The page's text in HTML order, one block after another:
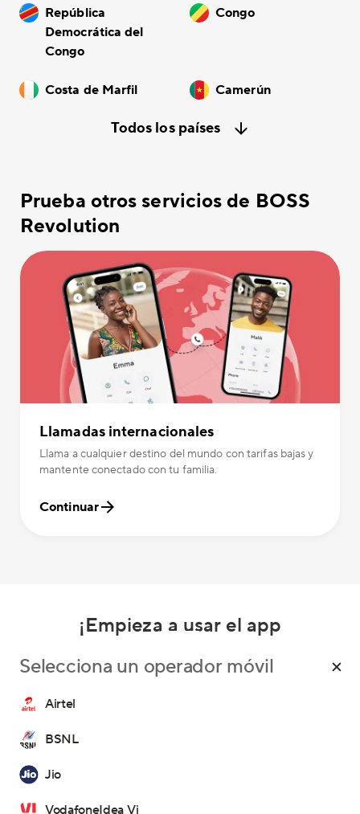
República
Democrática del
Congo
Congo
Costa de Marfil Camerún
Todos los países
Prueba otros servicios de BOSS
Revolution
Llamadas internacionales
Llama a cualquier destino del mundo con tarifas bajas y
mantente conectado con tu familia.
Continuar
¡Empieza a usar el app
Llamadas
Selecciona un operador móvil
Airtel
BSNL
Jio
VodafoneIdea Vi